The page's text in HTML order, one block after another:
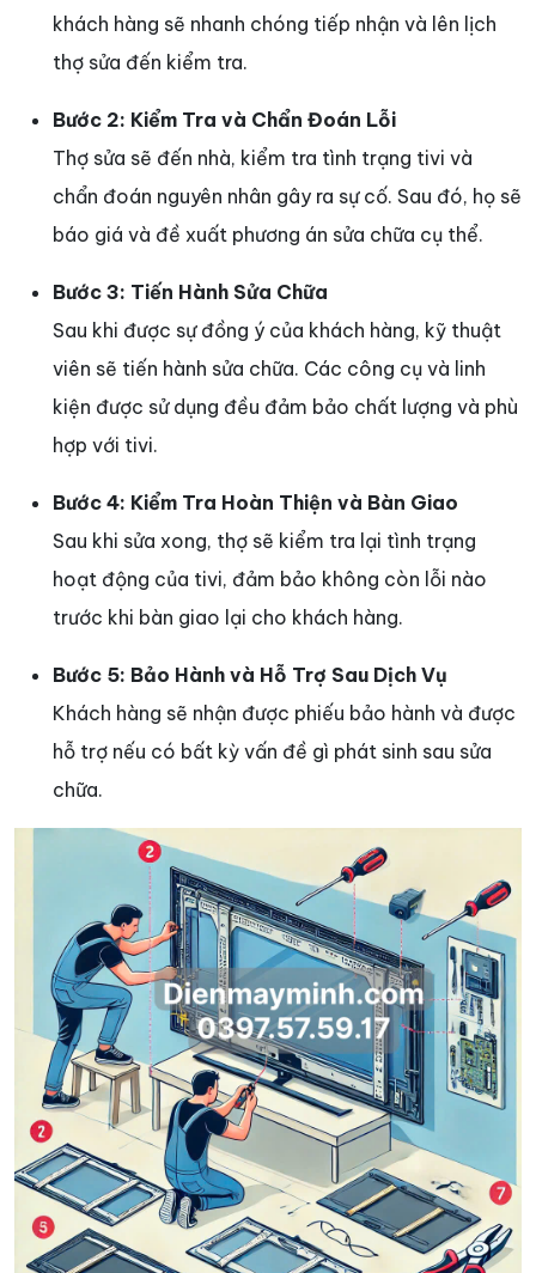
khách hàng sẽ nhanh chóng tiếp nhận và lên lịch
thợ sửa đến kiểm tra.
Bước 2: Kiểm Tra và Chẩn Đoán Lỗi
Thợ sửa sẽ đến nhà, kiểm tra tình trạng tivi và
chẩn đoán nguyên nhân gây ra sự cố. Sau đó, họ sẽ
báo giá và đề xuất phương án sửa chữa cụ thể.
Bước 3: Tiến Hành Sửa Chữa
Sau khi được sự đồng ý của khách hàng, kỹ thuật
viên sẽ tiến hành sửa chữa. Các công cụ và linh
kiện được sử dụng đều đảm bảo chất lượng và phù
hợp với tivi.
Bước 4: Kiểm Tra Hoàn Thiện và Bàn Giao
Sau khi sửa xong, thợ sẽ kiểm tra lại tình trạng
hoạt động của tivi, đảm bảo không còn lỗi nào
trước khi bàn giao lại cho khách hàng.
Bước 5: Bảo Hành và Hỗ Trợ Sau Dịch Vụ
Khách hàng sẽ nhận được phiếu bảo hành và được
hỗ trợ nếu có bất kỳ vấn đề gì phát sinh sau sửa
chữa.